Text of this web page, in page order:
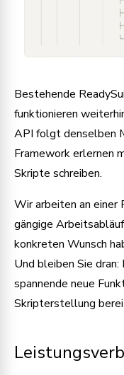
Bestehende
funktionieren
API folgt denselben
Framework erlernen
Skripte schreiben.
Wir arbeiten an einer
gängige
konkreten Wunsch
Und bleiben Sie
spannende neue
Skripterstellung